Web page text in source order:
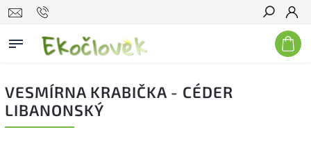
Hľadať
VESMÍRNA KRABIČKA - CÉDER
LIBANONSKÝ